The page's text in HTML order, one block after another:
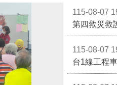
115-08-07
第四救災救
115-08-07
台1線工程